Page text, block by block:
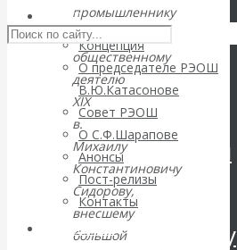
РЭОШ
Концепция
О председателе РЭОШ
В.Ю.Катасонове
Совет РЭОШ
О С.Ф.Шарапове
Анонсы
Пост-релизы
Контакты
Библиотека
Катасонов.
Искусственный
интеллект —
революционный
переход к
посткапитализму
промышленнику
и
общественному
деятелю
XIX
в.
Михаилу
Константиновичу
Сидорову,
внесшему
большой